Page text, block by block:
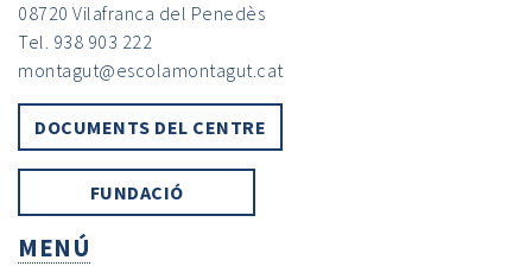
08720 Vilafranca del Penedès
Tel. 938 903 222
montagut@escolamontagut.cat
DOCUMENTS DEL CENTRE
FUNDACIÓ
MENÚ